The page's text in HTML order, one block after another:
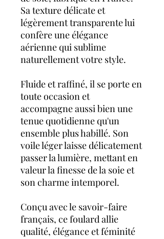
Sa texture délicate et
légèrement transparente lui
confère une élégance
aérienne qui sublime
naturellement votre style.
Fluide et raffiné, il se porte en
toute occasion et
accompagne aussi bien une
tenue quotidienne qu'un
ensemble plus habillé. Son
voile léger laisse délicatement
passer la lumière, mettant en
valeur la finesse de la soie et
son charme intemporel.
Conçu avec le savoir-faire
français, ce foulard allie
qualité, élégance et féminité